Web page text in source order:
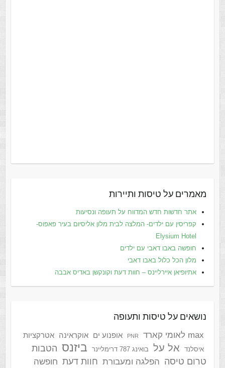
מאמרים על טיסות ותיירות
אתר חדשות חדש המדווח על תעופה ונסיעות
קפריסין עם ילדים- המלצה לבית מלון אליסיום בעיר פאפוס-
Elysium Hotel
חופשה באבו דאבי עם ילדים
מלון הכל כלול באבו דאבי
אתיופיאן איירליינס – חוות דעת וקונקשן באדיס אבבה
נושאים על טיסות ותעופה
max לאומי קארד PNR אופנוע ים אוקראינה אטרקציות
איסלנד אל על בואינג 787 דרימליינר ביזנס הטבות
טרום טיסה
הפלגה ומעבורת חוות דעת חופשה